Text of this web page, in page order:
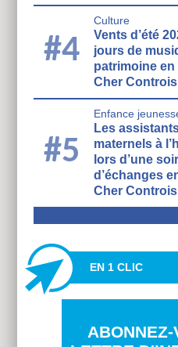
#4
Culture
Vents d’été
jours de
patrimoine en
Cher Controis
#5
Enfance
Les
maternels à
lors d’une
d’échanges
Cher Controis
EN 1 CLIC